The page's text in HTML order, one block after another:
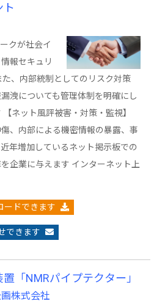
ト
クが社会イ
報セキュリ
、内部統制としてのリスク対策
洩についても管理体制を明確にし
ネット風評被害・対策・監視】
、内部による機密情報の暴露、事
年増加しているネット掲示板での
企業に与えます インターネット上
ードできます
できます
「NMRパイプテクター」
株式会社